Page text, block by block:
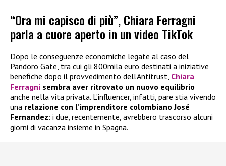
“Ora mi capisco di più”, Chiara Ferragni
parla a cuore aperto in un video TikTok
Dopo le conseguenze economiche legate al caso del
Pandoro Gate, tra cui gli 800mila euro destinati a iniziative
benefiche dopo il provvedimento dell’Antitrust, Chiara
Ferragni sembra aver ritrovato un nuovo equilibrio
anche nella vita privata. L’influencer, infatti, pare stia vivendo
una relazione con l’imprenditore colombiano José
Fernandez: i due, recentemente, avrebbero trascorso alcuni
giorni di vacanza insieme in Spagna.